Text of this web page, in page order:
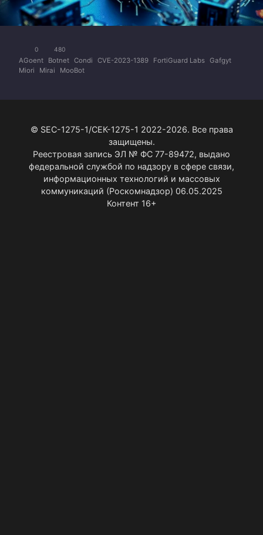
0 480
AGoent Botnet Condi CVE-2023-1389 FortiGuard Labs Gafgyt
Miori
Mirai MooBot
© SEC-1275-1/СЕК-1275-1 2022-2026. Все права
защищены.
Реестровая запись ЭЛ № ФС 77-89472, выдано
федеральной службой по надзору в сфере связи,
информационных технологий и массовых
коммуникаций (Роскомнадзор) 06.05.2025
Контент 16+